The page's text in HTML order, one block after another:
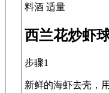
料酒 适量
西兰花炒虾
步骤1
新鲜的海虾去壳，